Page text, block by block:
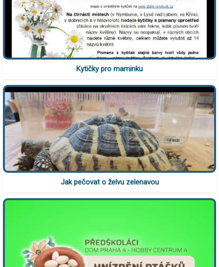
Kytičky pro maminku
Jak pečovat o želvu zelenavou